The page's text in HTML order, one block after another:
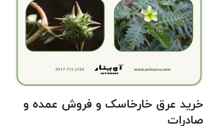
خرید عرق خارخاسک و فروش عمده و
صادرات